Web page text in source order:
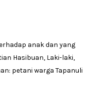
anak dan yang
Hasibuan, Laki-laki,
petani warga Tapanuli